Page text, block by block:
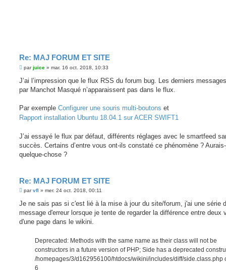
Re: MAJ FORUM ET SITE
M
s
a
parjuice » mar. 16 oct. 2018, 10:33
J’ai l’impression que le flux RSS du forum bug. Les derniers
par Manchot Masqué n’apparaissent pas dans le flux.
Par exemple Configurer une souris multi-boutons et
Rapport installation Ubuntu 18.04.1 sur ACER SWIFT1
J’ai essayé le flux par défaut, différents réglages avec le smartfeed
succès. Certains d’entre vous ont-ils constaté ce phénomène ?
quelque-chose ?
Re: MAJ FORUM ET SITE
M
s
a
g
parvfl » mer. 24 oct. 2018, 00:11
Je ne sais pas si c'est lié à la mise à jour du site/forum, j'ai une série
message d'erreur lorsque je tente de regarder la différence entre deux
d'une page dans le wikini.
Deprecated: Methods with the same name as their class will not be
constructors in a future version of PHP; Side has a deprecated
/homepages/3/d162956100/htdocs/wikini/includes/diff/side.class.php
6